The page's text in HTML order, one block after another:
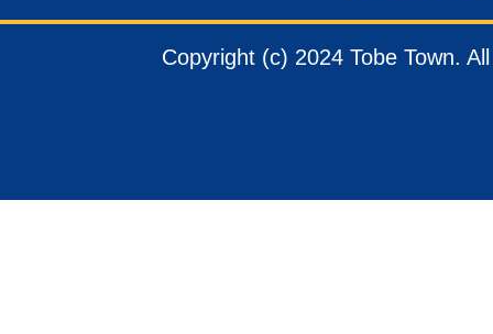
Copyright (c) 2024 Tobe Town.